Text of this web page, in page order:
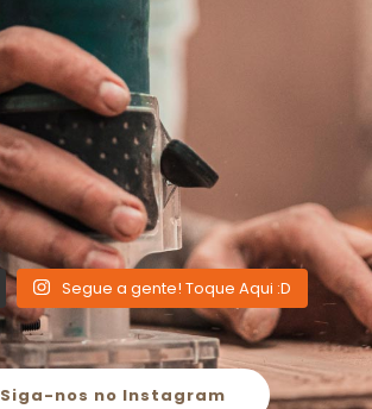
Segue a gente! Toque Aqui :D
Siga-nos no Instagram